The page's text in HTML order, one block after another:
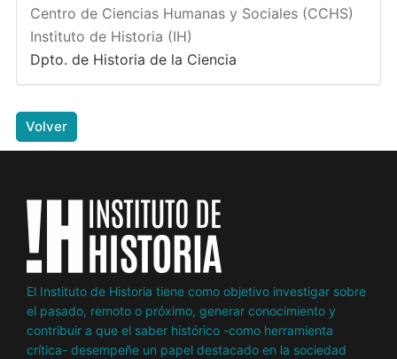
Centro de Ciencias Humanas y Sociales (CCHS)
Instituto de Historia (IH)
Dpto. de Historia de la Ciencia
Volver
El Instituto de Historia tiene como objetivo investigar sobre
el pasado, remoto o próximo, generar conocimiento y
contribuir a que el saber histórico -como herramienta
crítica- desempeñe un papel destacado en la sociedad